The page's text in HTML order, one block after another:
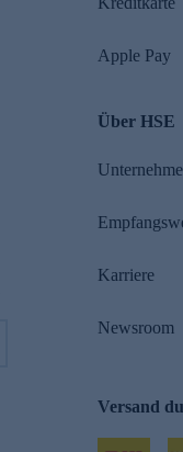
Apple Pay
Über HSE
Karriere
Newsroom
Versand